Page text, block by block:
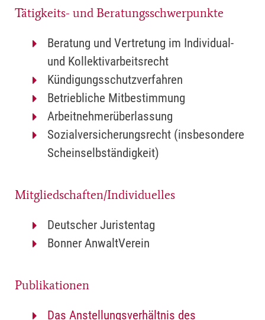
Tätigkeits- und Beratungsschwerpunkte
Beratung und Vertretung im Individual-
und Kollektivarbeitsrecht
Kündigungsschutzverfahren
Betriebliche Mitbestimmung
Arbeitnehmerüberlassung
Sozialversicherungsrecht (insbesondere
Scheinselbständigkeit)
Mitgliedschaften/Individuelles
Deutscher Juristentag
Bonner AnwaltVerein
Publikationen
Das Anstellungsverhältnis des